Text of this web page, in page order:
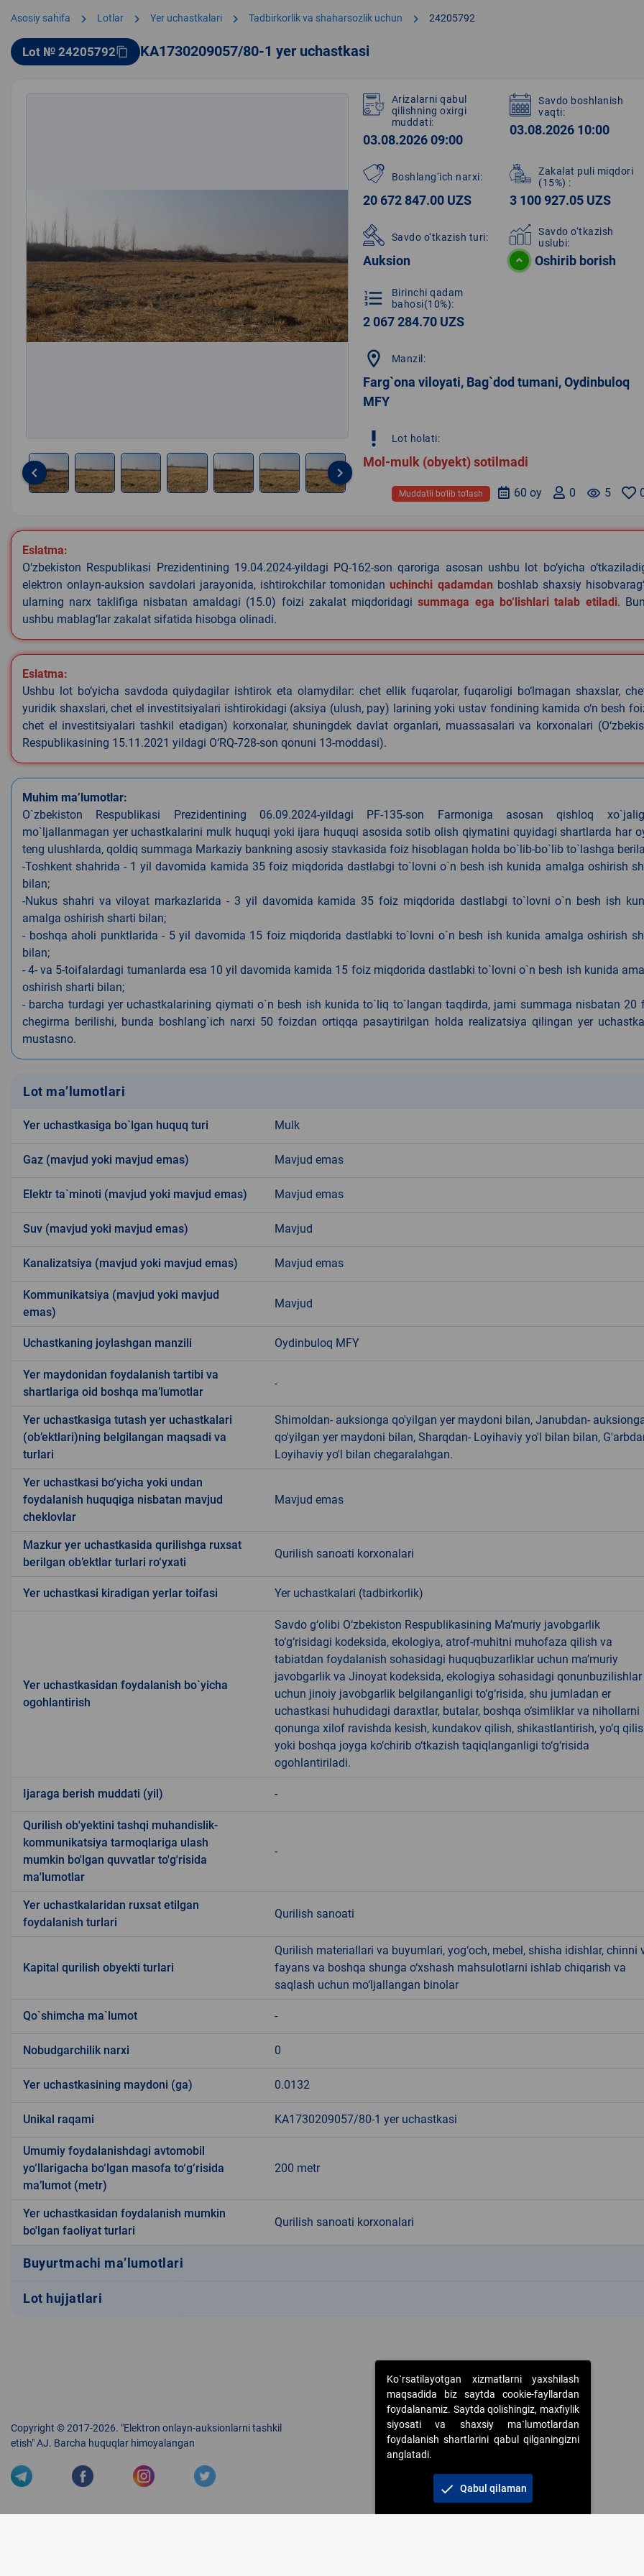
Asosiy sahifa chevron_right Lotlar chevron_right Yer uchastkalari chevron_right Tadbirkorlik va shaharsozlik uchun chevron_right 24205792
Lot № 24205792content_copy KA1730209057/80-1 yer uchastkasi
of
8
keyboard_arrow_left keyboard_arrow_right
Arizalarni qabul
qilishning oxirgi
muddati:
03.08.2026 09:00
Savdo boshlanish
vaqti:
03.08.2026 10:00
Boshlang‘ich narxi:
20 672 847.00 UZS
Zakalat puli miqdori
(15%) :
3 100 927.05 UZS
Savdo o‘tkazish turi:
Auksion
Savdo o‘tkazish
uslubi:
Oshirib borish
format_list_numbered
Birinchi qadam
bahosi(10%):
2 067 284.70 UZS
location_on Manzil:
Farg`ona viloyati, Bag`dod tumani, Oydinbuloq
MFY
priority_high Lot holati:
Mol-mulk (obyekt) sotilmadi
remove_red_eye 5
0
60 oy
Muddatli bo‘lib to‘lash
Eslatma:
O‘zbekiston Respublikasi Prezidentining 19.04.2024-yildagi PQ-162-son qaroriga asosan ushbu lot bo‘yicha
elektron onlayn-auksion savdolari jarayonida, ishtirokchilar tomonidanuchinchi qadamdan boshlab shaxsiy
ularning narx taklifiga nisbatan amaldagi (15.0) foizi zakalat miqdoridagisummaga ega bo‘lishlari talab etiladi.
ushbu mablag‘lar zakalat sifatida hisobga olinadi.
Eslatma:
Ushbu lot bo‘yicha savdoda quiydagilar ishtirok eta olamydilar: chet ellik fuqarolar, fuqaroligi bo‘lmagan shaxslar,
yuridik shaxslari, chet el investitsiyalari ishtirokidagi (aksiya (ulush, pay) larining yoki ustav fondining kamida o‘n besh
chet el investitsiyalari tashkil etadigan) korxonalar, shuningdek davlat organlari, muassasalari va korxonalari
Respublikasining 15.11.2021 yildagi O‘RQ-728-son qonuni 13-moddasi).
Muhim ma’lumotlar:
O`zbekiston Respublikasi Prezidentining 06.09.2024-yildagi PF-135-son Farmoniga asosan qishloq
mo`ljallanmagan yer uchastkalarini mulk huquqi yoki ijara huquqi asosida sotib olish qiymatini quyidagi shartlarda har
teng ulushlarda, qoldiq summaga Markaziy bankning asosiy stavkasida foiz hisoblagan holda bo`lib-bo`lib to`lashga
-Toshkent shahrida - 1 yil davomida kamida 35 foiz miqdorida dastlabgi to`lovni o`n besh ish kunida amalga oshirish
bilan;
-Nukus shahri va viloyat markazlarida - 3 yil davomida kamida 35 foiz miqdorida dastlabgi to`lovni o`n besh ish
amalga oshirish sharti bilan;
- boshqa aholi punktlarida - 5 yil davomida 15 foiz miqdorida dastlabki to`lovni o`n besh ish kunida amalga oshirish
bilan;
- 4- va 5-toifalardagi tumanlarda esa 10 yil davomida kamida 15 foiz miqdorida dastlabki to`lovni o`n besh ish kunida
oshirish sharti bilan;
- barcha turdagi yer uchastkalarining qiymati o`n besh ish kunida to`liq to`langan taqdirda, jami summaga nisbatan 20
chegirma berilishi, bunda boshlang`ich narxi 50 foizdan ortiqqa pasaytirilgan holda realizatsiya qilingan yer
mustasno.
Lot ma’lumotlari
Yer uchastkasiga bo`lgan huquq turi Mulk
Gaz (mavjud yoki mavjud emas) Mavjud emas
Elektr ta`minoti (mavjud yoki mavjud emas) Mavjud emas
Suv (mavjud yoki mavjud emas) Mavjud
Kanalizatsiya (mavjud yoki mavjud emas) Mavjud emas
Kommunikatsiya (mavjud yoki mavjud
emas)
Mavjud
Uchastkaning joylashgan manzili Oydinbuloq MFY
Yer maydonidan foydalanish tartibi va
shartlariga oid boshqa ma’lumotlar
-
Yer uchastkasiga tutash yer uchastkalari
(ob’ektlari)ning belgilangan maqsadi va
turlari
Shimoldan- auksionga qo'yilgan yer maydoni bilan, Janubdan-
qo'yilgan yer maydoni bilan, Sharqdan- Loyihaviy yo'l bilan bilan,
Loyihaviy yo'l bilan chegaralahgan.
Yer uchastkasi bo‘yicha yoki undan
foydalanish huquqiga nisbatan mavjud
cheklovlar
Mavjud emas
Mazkur yer uchastkasida qurilishga ruxsat
berilgan ob’ektlar turlari ro‘yxati
Qurilish sanoati korxonalari
Yer uchastkasi kiradigan yerlar toifasi Yer uchastkalari (tadbirkorlik)
Yer uchastkasidan foydalanish bo`yicha
ogohlantirish
Savdo g‘olibi O‘zbekiston Respublikasining Ma’muriy javobgarlik
to‘g‘risidagi kodeksida, ekologiya, atrof-muhitni muhofaza qilish va
tabiatdan foydalanish sohasidagi huquqbuzarliklar uchun ma’muriy
javobgarlik va Jinoyat kodeksida, ekologiya sohasidagi qonunbuzilishlar
uchun jinoiy javobgarlik belgilanganligi to‘g‘risida, shu jumladan er
uchastkasi huhudidagi daraxtlar, butalar, boshqa o‘simliklar va nihollarni
qonunga xilof ravishda kesish, kundakov qilish, shikastlantirish, yo‘q
yoki boshqa joyga ko‘chirib o‘tkazish taqiqlanganligi to‘g‘risida
ogohlantiriladi.
Ijaraga berish muddati (yil) -
Qurilish ob'yektini tashqi muhandislik-
kommunikatsiya tarmoqlariga ulash
mumkin bo'lgan quvvatlar to'g'risida
ma'lumotlar
-
Yer uchastkalaridan ruxsat etilgan
foydalanish turlari
Qurilish sanoati
Kapital qurilish obyekti turlari
Qurilish materiallari va buyumlari, yog‘och, mebel, shisha idishlar, chinni
fayans va boshqa shunga o‘xshash mahsulotlarni ishlab chiqarish va
saqlash uchun mo‘ljallangan binolar
Qo`shimcha ma`lumot -
Nobudgarchilik narxi 0
Yer uchastkasining maydoni (ga) 0.0132
Unikal raqami KA1730209057/80-1 yer uchastkasi
Umumiy foydalanishdagi avtomobil
yo‘llarigacha bo‘lgan masofa to‘g‘risida
ma’lumot (metr)
200 metr
Yer uchastkasidan foydalanish mumkin
bo'lgan faoliyat turlari
Qurilish sanoati korxonalari
Buyurtmachi ma’lumotlari
Lot hujjatlari
Copyright © 2017-2026. "Elektron onlayn-auksionlarni tashkil
etish" AJ. Barcha huquqlar himoyalangan
Ko`rsatilayotgan xizmatlarni yaxshilash
maqsadida biz saytda cookie-fayllardan
foydalanamiz. Saytda qolishingiz, maxfiylik
siyosati va shaxsiy ma`lumotlardan
foydalanish shartlarini qabul qilganingizni
anglatadi.
check Qabul qilaman